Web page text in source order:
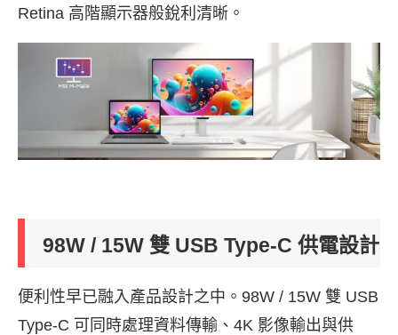
Retina 高階顯示器般銳利清晰。
98W / 15W 雙 USB Type-C 供電設計
便利性早已融入產品設計之中。98W / 15W 雙 USB
Type-C 可同時處理資料傳輸、4K 影像輸出與供